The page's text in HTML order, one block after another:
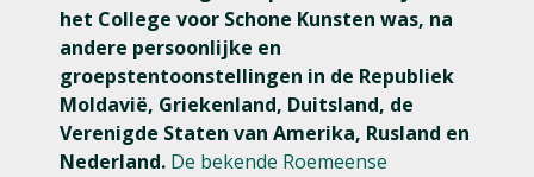
het College voor Schone Kunsten was, na
andere persoonlijke en
groepstentoonstellingen in de Republiek
Moldavië, Griekenland, Duitsland, de
Verenigde Staten van Amerika, Rusland en
Nederland. De bekende Roemeense